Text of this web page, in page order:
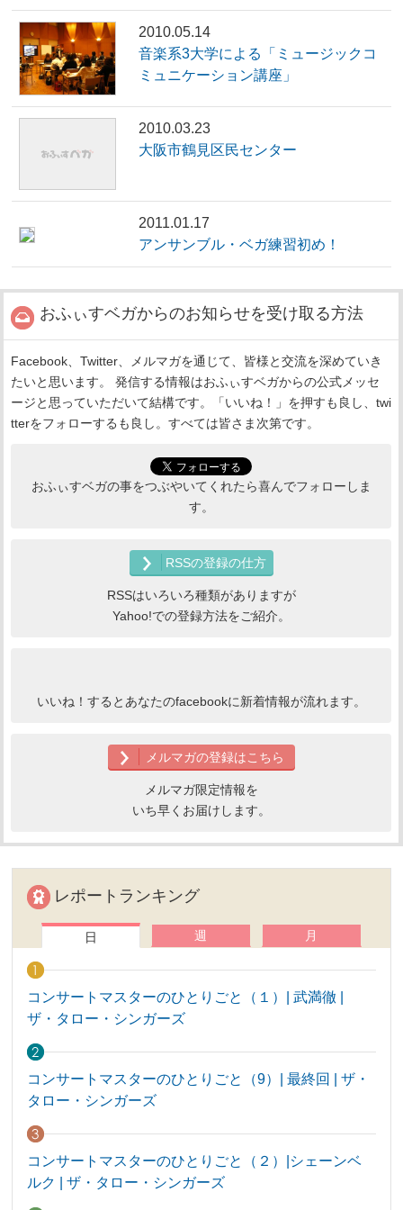
2010.05.14
音楽系3大学による「ミュージックコ
ミュニケーション講座」
2010.03.23
大阪市鶴見区民センター
2011.01.17
アンサンブル・ベガ練習初め！
おふぃすベガからのお知らせを受け取る方法
Facebook、Twitter、メルマガを通じて、皆様と交流を深めていき
たいと思います。 発信する情報はおふぃすベガからの公式メッセ
ージと思っていただいて結構です。「いいね！」を押すも良し、twi
tterをフォローするも良し。すべては皆さま次第です。
おふぃすベガの事をつぶやいてくれたら喜んでフォローしま
す。
RSSの登録の仕方
RSSはいろいろ種類がありますが
Yahoo!での登録方法をご紹介。
いいね！するとあなたのfacebookに新着情報が流れます。
メルマガの登録はこちら
メルマガ限定情報を
いち早くお届けします。
レポートランキング
日 週 月
コンサートマスターのひとりごと（１）| 武満徹 |
ザ・タロー・シンガーズ
コンサートマスターのひとりごと（9）| 最終回 | ザ・
タロー・シンガーズ
コンサートマスターのひとりごと（２）|シェーンベ
ルク | ザ・タロー・シンガーズ